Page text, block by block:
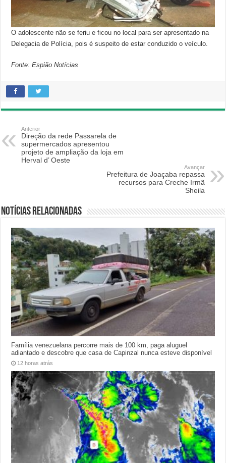
O adolescente não se feriu e ficou no local para ser apresentado na
Delegacia de Polícia, pois é suspeito de estar conduzido o veículo.
Fonte: Espião Notícias
Anterior
Direção da rede Passarela de
supermercados apresentou
projeto de ampliação da loja em
Herval d’ Oeste
Avançar
Prefeitura de Joaçaba repassa
recursos para Creche Irmã
Sheila
Notícias relacionadas
Família venezuelana percorre mais de 100 km, paga aluguel
adiantado e descobre que casa de Capinzal nunca esteve disponível
12 horas atrás